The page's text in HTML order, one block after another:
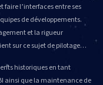
faire l’interfaces entre ses
de développements.
et la rigueur
sur ce sujet de pilotage…
historiques en tant
ainsi que la maintenance de